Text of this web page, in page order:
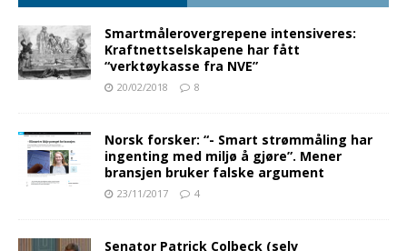
Smartmålerovergrepene intensiveres:
Kraftnettselskapene har fått
“verktøykasse fra NVE”
20/02/2018 8
Norsk forsker: “- Smart strømmåling har
ingenting med miljø å gjøre”. Mener
bransjen bruker falske argument
23/11/2017 4
Senator Patrick Colbeck (selv